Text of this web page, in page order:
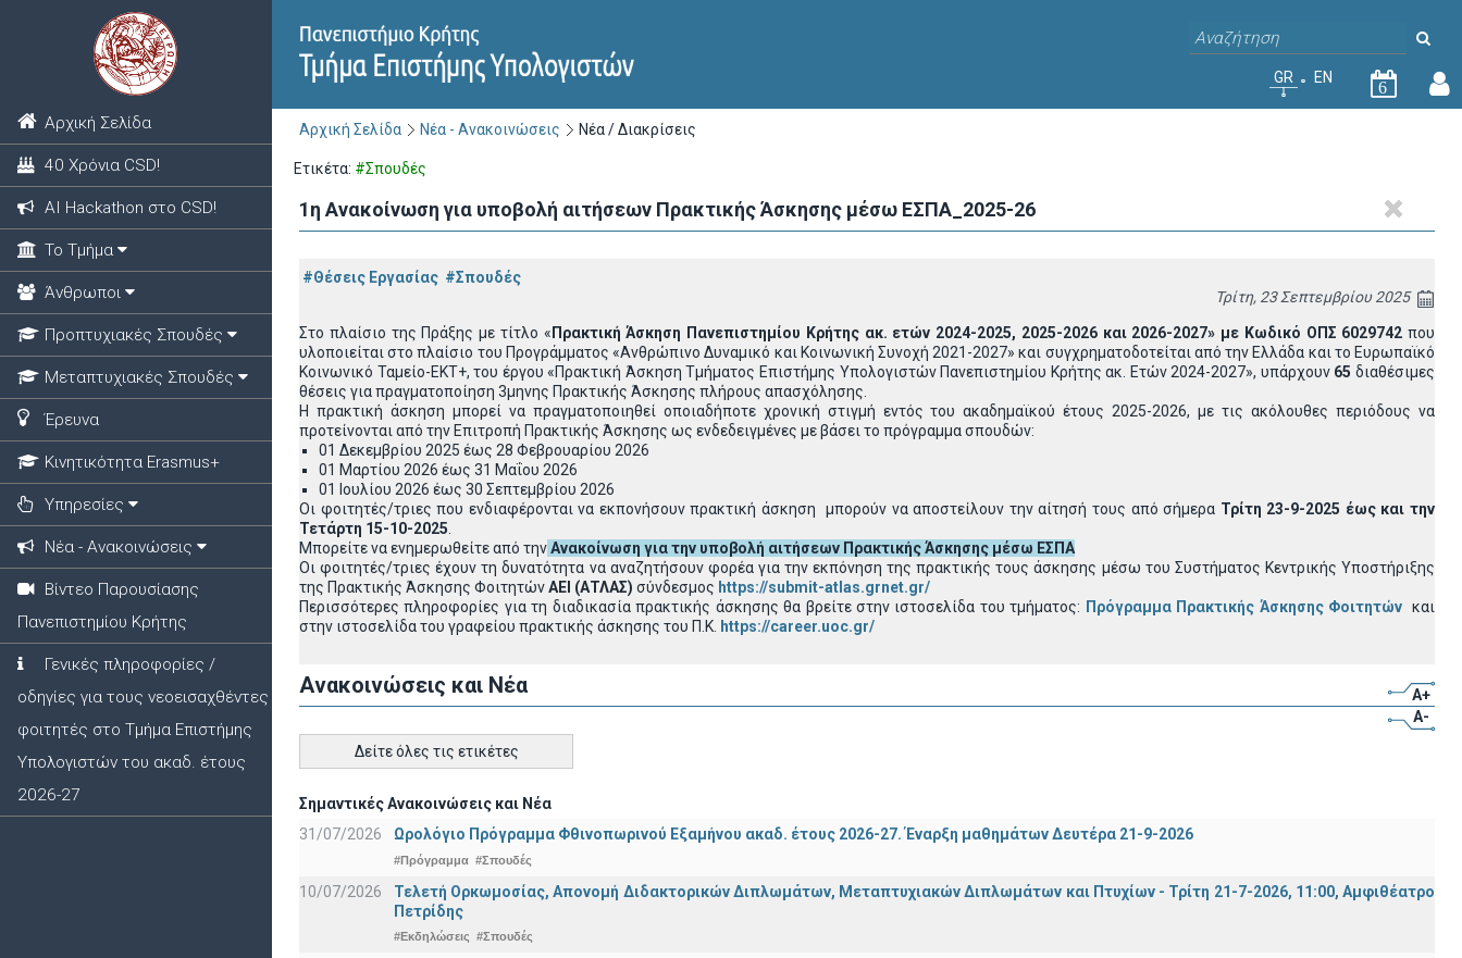
Αρχική Σελίδα
40 Χρόνια CSD!
ΑΙ Hackathon στο CSD!
Το Τμήμα
Άνθρωποι
Προπτυχιακές Σπουδές
Μεταπτυχιακές Σπουδές
Έρευνα
Κινητικότητα Erasmus+
Υπηρεσίες
Νέα - Ανακοινώσεις
Βίντεο Παρουσίασης
Πανεπιστημίου Κρήτης
Γενικές πληροφορίες /
οδηγίες για τους νεοεισαχθέντες
φοιτητές στο Τμήμα Επιστήμης
Υπολογιστών του ακαδ. έτους
2026-27
GR EN
6
Αρχική Σελίδα Νέα - Ανακοινώσεις Νέα / Διακρίσεις
Ετικέτα: #Σπουδές
1η Ανακοίνωση για υποβολή αιτήσεων Πρακτικής Άσκησης μέσω ΕΣΠΑ_2025-26
#Θέσεις Εργασίας #Σπουδές
Τρίτη, 23 Σεπτεμβρίου 2025
Στο πλαίσιο της Πράξης με τίτλο « Πρακτική Άσκηση Πανεπιστημίου Κρήτης ακ. ετών 2024-2025, 2025-2026 και 2026-2027» με Κωδικό ΟΠΣ 6029742 που
υλοποιείται στο πλαίσιο του Προγράμματος «Ανθρώπινο Δυναμικό και Κοινωνική Συνοχή 2021-2027» και συγχρηματοδοτείται από την Ελλάδα και το Ευρωπαϊκό
Κοινωνικό Ταμείο-ΕΚΤ+, του έργου «Πρακτική Άσκηση Τμήματος Επιστήμης Υπολογιστών Πανεπιστημίου Κρήτης ακ. Ετών 2024-2027», υπάρχουν 65 διαθέσιμες
θέσεις για πραγματοποίηση 3μηνης Πρακτικής Άσκησης πλήρους απασχόλησης.
Η πρακτική άσκηση μπορεί να πραγματοποιηθεί οποιαδήποτε χρονική στιγμή εντός του ακαδημαϊκού έτους 2025-2026, με τις ακόλουθες περιόδους να
προτείνονται από την Επιτροπή Πρακτικής Άσκησης ως ενδεδειγμένες με βάσει το πρόγραμμα σπουδών:
01 Δεκεμβρίου 2025 έως 28 Φεβρουαρίου 2026
01 Μαρτίου 2026 έως 31 Μαΐου 2026
01 Ιουλίου 2026 έως 30 Σεπτεμβρίου 2026
Οι φοιτητές/τριες που ενδιαφέρονται να εκπονήσουν πρακτική άσκηση μπορούν να αποστείλουν την αίτησή τους από σήμερα Τρίτη 23-9-2025 έως και την
Τετάρτη 15-10-2025
Μπορείτε να ενημερωθείτε από τηνΑνακοίνωση για την υποβολή αιτήσεων Πρακτικής Άσκησης μέσω ΕΣΠΑ
Οι φοιτητές/τριες έχουν τη δυνατότητα να αναζητήσουν φορέα για την εκπόνηση της πρακτικής τους άσκησης μέσω του Συστήματος Κεντρικής Υποστήριξης
της Πρακτικής Άσκησης ΦοιτητώνΑΕΙ (ΑΤΛΑΣ) σύνδεσμος https://submit-atlas.grnet.gr/
Περισσότερες πληροφορίες για τη διαδικασία πρακτικής άσκησης θα βρείτε στην ιστοσελίδα του τμήματος: Πρόγραμμα Πρακτικής Άσκησης Φοιτητών και
στην ιστοσελίδα του γραφείου πρακτικής άσκησης του Π.Κ. https://career.uoc.gr/
Ανακοινώσεις και Νέα
A+
A-
Δείτε όλες τις ετικέτες
Σημαντικές Ανακοινώσεις και Νέα
31/07/2026
Ωρολόγιο Πρόγραμμα Φθινοπωρινού Εξαμήνου ακαδ. έτους 2026-27. Έναρξη μαθημάτων Δευτέρα 21-9-2026
#Πρόγραμμα #Σπουδές
10/07/2026
Τελετή Ορκωμοσίας, Απονομή Διδακτορικών Διπλωμάτων, Μεταπτυχιακών Διπλωμάτων και Πτυχίων - Τρίτη 21-7-2026, 11:00, Αμφιθέατρο
Πετρίδης
#Εκδηλώσεις #Σπουδές